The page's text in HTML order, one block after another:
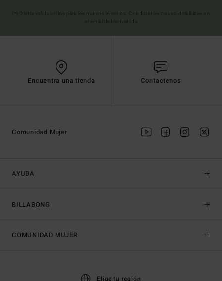
Encuentra una tienda Contactenos
AYUDA
BILLABONG
Comunidad Mujer
COMUNIDAD MUJER
Elige tu región